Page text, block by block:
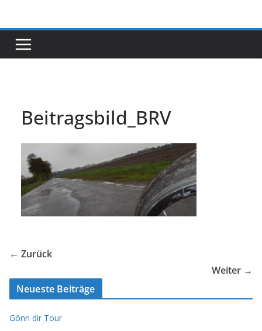
springen
Beitragsbild_BRV
← Zurück
Weiter →
Neueste Beiträge
Gönn dir Tour